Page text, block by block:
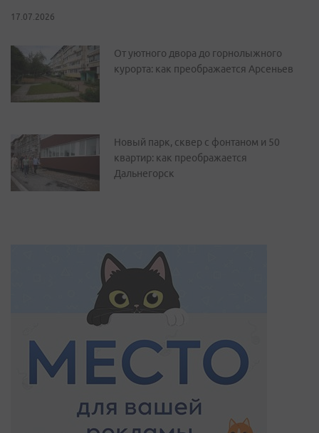
17.07.2026
От уютного двора до горнолыжного
курорта: как преображается Арсеньев
Новый парк, сквер с фонтаном и 50
квартир: как преображается
Дальнегорск